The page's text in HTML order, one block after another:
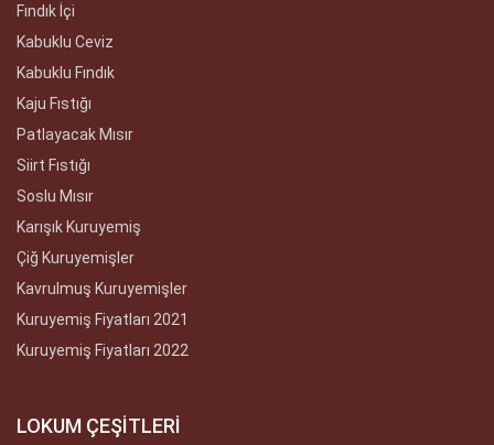
Fındık İçi
Kabuklu Ceviz
Kabuklu Fındık
Kaju Fıstığı
Patlayacak Mısır
Siirt Fıstığı
Soslu Mısır
Karışık Kuruyemiş
Çiğ Kuruyemişler
Kavrulmuş Kuruyemişler
Kuruyemiş Fiyatları 2021
Kuruyemiş Fiyatları 2022
LOKUM ÇEŞİTLERİ